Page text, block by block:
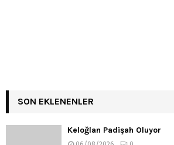
SON EKLENENLER
Keloğlan Padişah Oluyor